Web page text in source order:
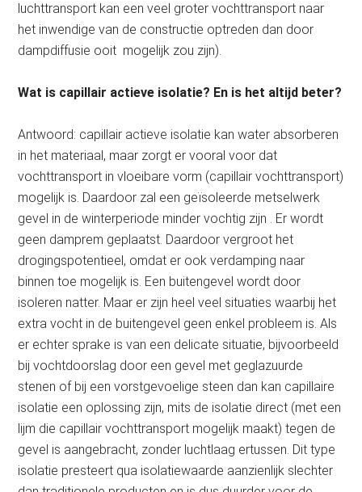
luchttransport kan een veel groter vochttransport naar
het inwendige van de constructie optreden dan door
dampdiffusie ooit mogelijk zou zijn).
Wat is capillair actieve isolatie? En is het altijd beter?
Antwoord: capillair actieve isolatie kan water absorberen
in het materiaal, maar zorgt er vooral voor dat
vochttransport in vloeibare vorm (capillair vochttransport)
mogelijk is. Daardoor zal een geïsoleerde metselwerk
gevel in de winterperiode minder vochtig zijn . Er wordt
geen damprem geplaatst. Daardoor vergroot het
drogingspotentieel, omdat er ook verdamping naar
binnen toe mogelijk is. Een buitengevel wordt door
isoleren natter. Maar er zijn heel veel situaties waarbij het
extra vocht in de buitengevel geen enkel probleem is. Als
er echter sprake is van een delicate situatie, bijvoorbeeld
bij vochtdoorslag door een gevel met geglazuurde
stenen of bij een vorstgevoelige steen dan kan capillaire
isolatie een oplossing zijn, mits de isolatie direct (met een
lijm die capillair vochttransport mogelijk maakt) tegen de
gevel is aangebracht, zonder luchtlaag ertussen. Dit type
isolatie presteert qua isolatiewaarde aanzienlijk slechter